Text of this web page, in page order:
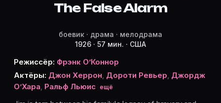
Присцилла Боннер
Лиллиан Лейтон
Артур Хойт
Карточки актёров с ролями — на Movie Planner.
The False Alarm
боевик · драма · мелодрама
1926 · 57 мин. · США
Режиссёр: Фрэнк О’Коннор
Актёры: Джон Херрон, Дороти Ревьер, Джордж
О’Хара, Ральф Льюис ещё